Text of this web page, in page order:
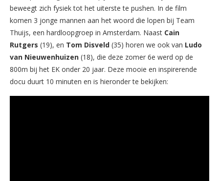
beweegt zich fysiek tot het uiterste te pushen. In de film
komen 3 jonge mannen aan het woord die lopen bij Team
Thuijs, een hardloopgroep in Amsterdam. Naast Cain
Rutgers (19), en Tom Disveld (35) horen we ook van Ludo
van Nieuwenhuizen (18), die deze zomer 6e werd op de
800m bij het EK onder 20 jaar. Deze mooie en inspirerende
docu duurt 10 minuten en is hieronder te bekijken: